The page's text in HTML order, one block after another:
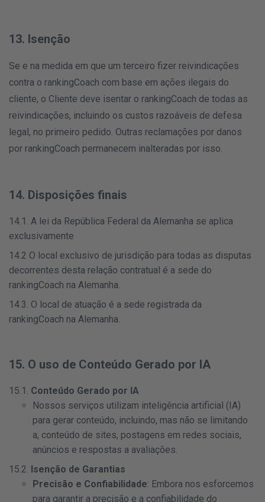
13. Isenção
Se e na medida em que um terceiro fizer reivindicações
contra o rankingCoach com base em ações ilegais do
cliente, o Cliente deve isentar o rankingCoach de todas as
reivindicações, incluindo os custos razoáveis de defesa
legal, no primeiro pedido. Outras reclamações por danos
por rankingCoach permanecem inalteradas por isso.
14. Disposições finais
14.1. A lei da República Federal da Alemanha se aplica
exclusivamente
14.2 O local exclusivo de jurisdição para todas as disputas
decorrentes desta relação contratual é a sede do
rankingCoach na Alemanha.
14.3. O local de atuação é a sede registrada da
rankingCoach na Alemanha.
15. O uso de Conteúdo Gerado por IA
15.1. Conteúdo Gerado por IA
Nossos serviços utilizam inteligência artificial (IA)
para gerar conteúdo, incluindo, mas não se limitando
a, conteúdo de sites, postagens em redes sociais,
anúncios e respostas a avaliações.
15.2. Isenção de Garantias
Precisão e Confiabilidade: Embora nos esforcemos
para garantir a precisão e a confiabilidade do